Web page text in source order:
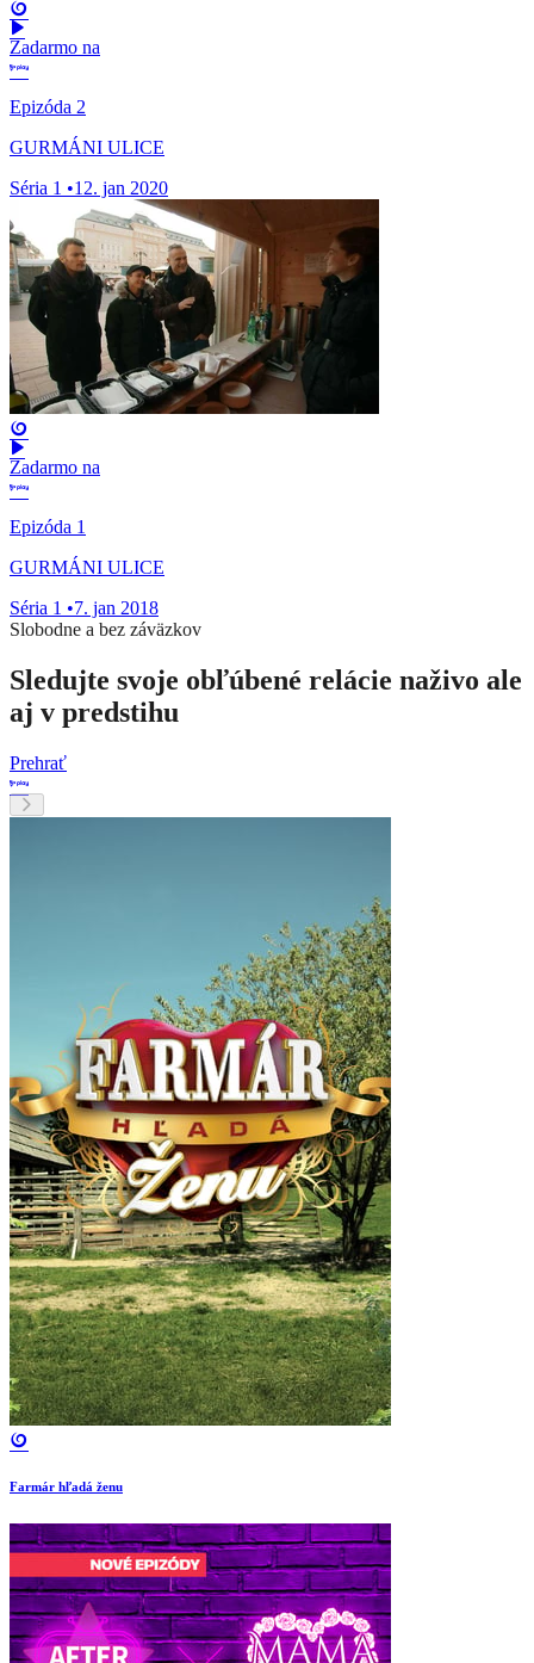
Zadarmo na
Epizóda 2
GURMÁNI ULICE
Séria 1 •12. jan 2020
Zadarmo na
Epizóda 1
GURMÁNI ULICE
Séria 1 •7. jan 2018
Slobodne a bez záväzkov
Sledujte svoje obľúbené relácie naživo ale
aj v predstihu
Prehrať
Farmár hľadá ženu